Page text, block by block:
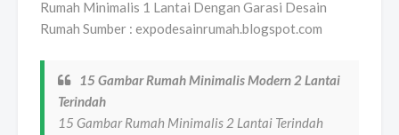
Rumah Minimalis 1 Lantai Dengan Garasi Desain
Rumah Sumber : expodesainrumah.blogspot.com
15 Gambar Rumah Minimalis Modern 2 Lantai
Terindah
15 Gambar Rumah Minimalis 2 Lantai Terindah